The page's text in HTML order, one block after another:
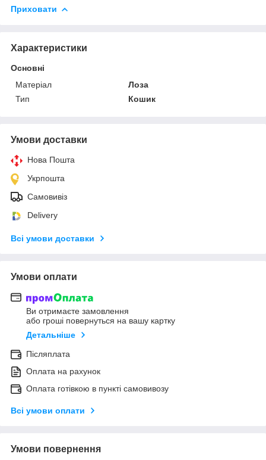
Приховати
Характеристики
Основні
Матеріал
Лоза
Тип
Кошик
Умови доставки
Нова Пошта
Укрпошта
Самовивіз
Delivery
Всі умови доставки
Умови оплати
Ви отримаєте замовлення
або гроші повернуться на вашу картку
Детальніше
Післяплата
Оплата на рахунок
Оплата готівкою в пункті самовивозу
Всі умови оплати
Умови повернення